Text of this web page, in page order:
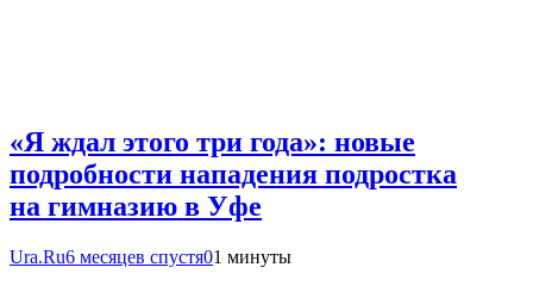
«Я ждал этого три года»: новые
подробности нападения подростка
на гимназию в Уфе
Ura.Ru6 месяцев спустя01 минуты